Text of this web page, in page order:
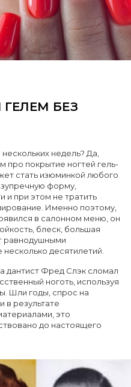
БЕЗ
недель? Да,
про покрытие ногтей гель-
стать изюминкой любого
форму,
и при этом не тратить
Именно поэтому,
в салонном меню, он
блеск, большая
равнодушными
десятилетий.
дантист Фред Слэк сломал
ноготь, используя
Шли годы, спрос на
в результате
это
до настоящего